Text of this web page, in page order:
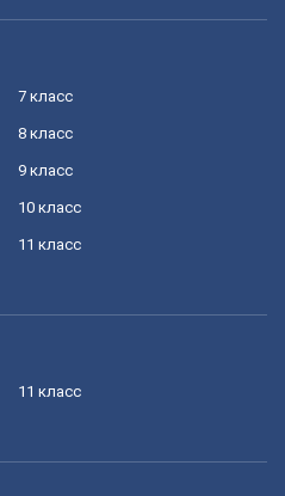
7 класс
8 класс
9 класс
10 класс
11 класс
11 класс